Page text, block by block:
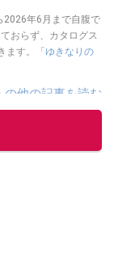
2026年6月まで自腹で
おらず、カタログス
ます。「ゆきなりの
の他の記事を読む